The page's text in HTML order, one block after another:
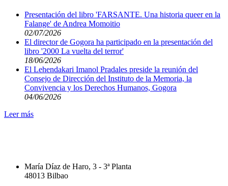
Presentación del libro 'FARSANTE. Una historia queer en la
Falange' de Andrea Momoitio
02/07/2026
El director de Gogora ha participado en la presentación del
libro '2000 La vuelta del terror'
18/06/2026
El Lehendakari Imanol Pradales preside la reunión del
Consejo de Dirección del Instituto de la Memoria, la
Convivencia y los Derechos Humanos, Gogora
04/06/2026
Leer más
María Díaz de Haro, 3 - 3ª Planta
48013 Bilbao